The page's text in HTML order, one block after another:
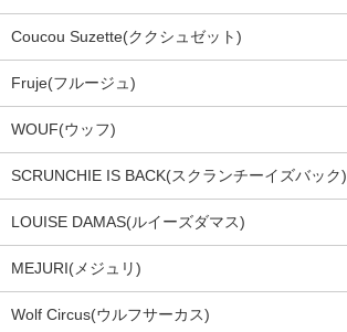
Coucou Suzette(ククシュゼット)
Fruje(フルージュ)
WOUF(ウッフ)
SCRUNCHIE IS BACK(スクランチーイズバック)
LOUISE DAMAS(ルイーズダマス)
MEJURI(メジュリ)
Wolf Circus(ウルフサーカス)